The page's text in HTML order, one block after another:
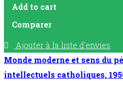
Add to cart
Comparer
Ajouter à la liste d’envies
Monde moderne et sens du
intellectuels catholiques,